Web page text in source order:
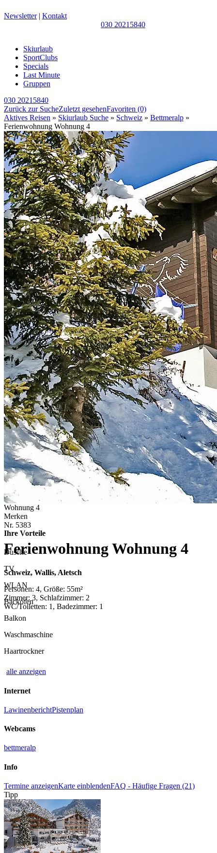
Newsletter| Kontakt
030 20215840
Skiurlaub
SportClubs
Specials
Last Minute
Gruppen
030 20215840
Zurück zur SucheZuletzt gesehenFavoriten (0)
Aktives Reisen » Skiurlaub Suche » Schweiz » Bettmeralp »
Ferienwohnung Wohnung 4
Wohnung 4
Merken
Nr. 5383
Ferienwohnung Wohnung 4
Schweiz, Wallis, Aletsch
Personen: 4, Größe: 55m²
Zimmer: 3, Schlafzimmer: 2
WC/Toiletten: 1, Badezimmer: 1
Ihre Vorteile
Dusche
TV
WLAN
Backofen
Balkon
Waschmaschine
Haartrockner
alle anzeigen
Internet
LawinenberichtPistenplan
Webcams
bettmeralp
Info
Termine anzeigenKarte einblendenFAQ - Häufige Fragen (21)
Tipp